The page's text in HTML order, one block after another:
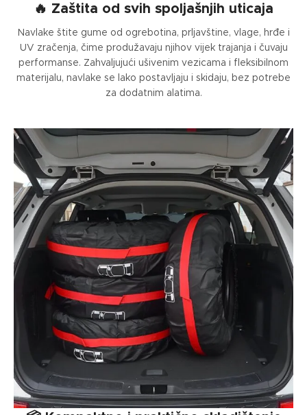
🔥 Zaštita od svih spoljašnjih uticaja
Navlake štite gume od ogrebotina, prljavštine, vlage, hrđe i
UV zračenja, čime produžavaju njihov vijek trajanja i čuvaju
performanse. Zahvaljujući ušivenim vezicama i fleksibilnom
materijalu, navlake se lako postavljaju i skidaju, bez potrebe
za dodatnim alatima.